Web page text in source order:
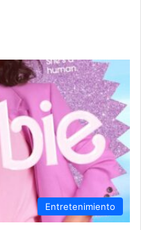
Entretenimiento